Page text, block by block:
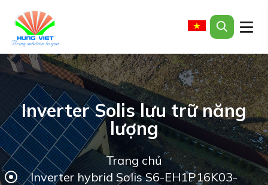
Inverter Solis lưu trữ năng
lượng
Trang chủ
Inverter hybrid Solis S6-EH1P16K03-